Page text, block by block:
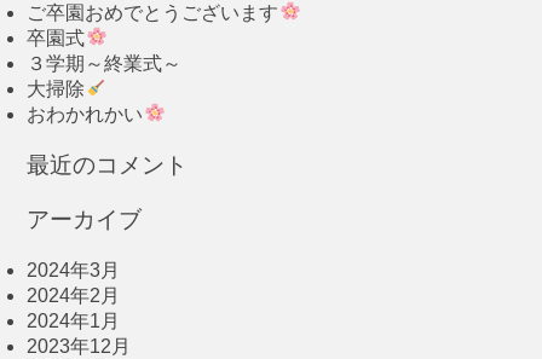
ご卒園おめでとうございます
卒園式
３学期～終業式～
大掃除
おわかれかい
最近のコメント
アーカイブ
2024年3月
2024年2月
2024年1月
2023年12月